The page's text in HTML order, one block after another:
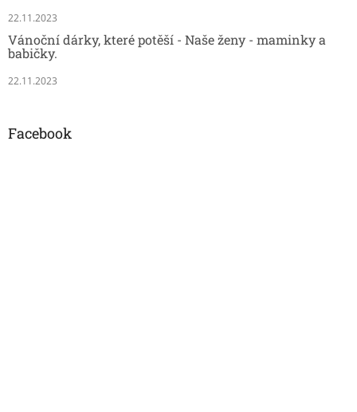
22.11.2023
Vánoční dárky, které potěší - Naše ženy - maminky a
babičky.
22.11.2023
Facebook